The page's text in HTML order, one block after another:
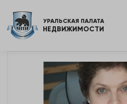
УРАЛЬСКАЯ ПАЛАТА
НЕДВИЖИМОСТИ